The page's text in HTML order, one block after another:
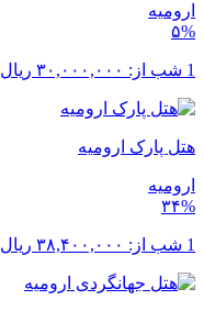
ارومیه
۵%
1 شب از: ۳۰,۰۰۰,۰۰۰ ریال
هتل پارک ارومیه
ارومیه
۳۴%
1 شب از: ۳۸,۴۰۰,۰۰۰ ریال